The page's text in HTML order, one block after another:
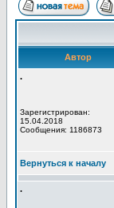
Автор
.
Зарегистрирован:
15.04.2018
Сообщения: 1186873
Вернуться к началу
.